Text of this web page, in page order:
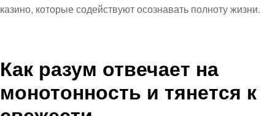
казино, которые содействуют осознавать полноту жизни.
Как разум отвечает на
монотонность и тянется к